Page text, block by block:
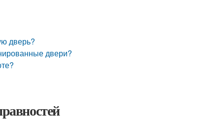
дверь?
двери?